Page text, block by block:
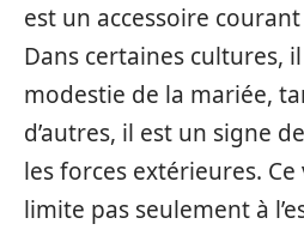
est un accessoire
Dans certaines cultures,
modestie de la mariée,
d’autres, il est un signe
les forces extérieures.
limite pas seulement à